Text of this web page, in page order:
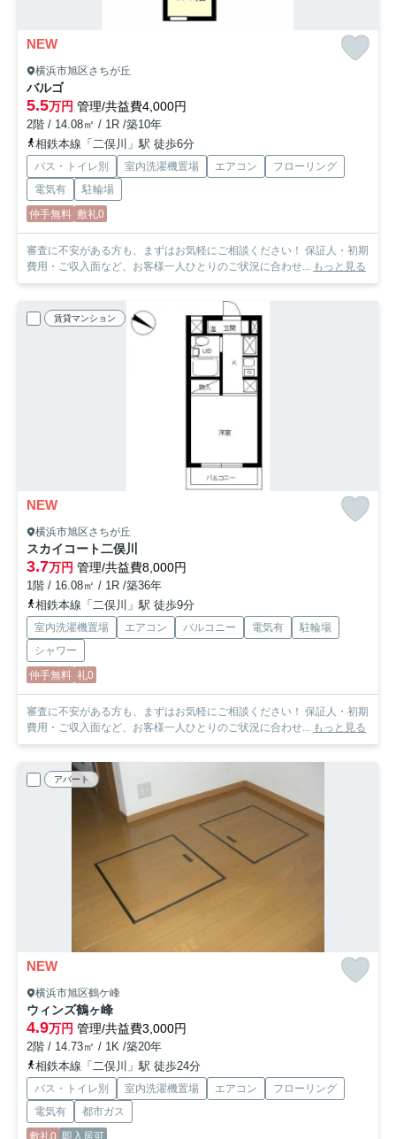
NEW
横浜市旭区さちが丘
バルゴ
5.5万円 管理/共益費4,000円
2階 / 14.08㎡ / 1R /築10年
相鉄本線「二俣川」駅 徒歩6分
バス・トイレ別 室内洗濯機置場 エアコン
フローリング
電気有
駐輪場
仲手無料 敷礼0
審査に不安がある方も、まずはお気軽にご相談ください！ 保証人・初期
費用・ご収入面など、お客様一人ひとりのご状況に合わせ... もっと見る
賃貸マンション
NEW
横浜市旭区さちが丘
スカイコート二俣川
3.7万円 管理/共益費8,000円
1階 / 16.08㎡ / 1R /築36年
相鉄本線「二俣川」駅 徒歩9分
室内洗濯機置場 エアコン バルコニー 電気有
駐輪場
シャワー
仲手無料 礼0
審査に不安がある方も、まずはお気軽にご相談ください！ 保証人・初期
費用・ご収入面など、お客様一人ひとりのご状況に合わせ... もっと見る
アパート
NEW
横浜市旭区鶴ケ峰
ウィンズ鶴ヶ峰
4.9万円 管理/共益費3,000円
2階 / 14.73㎡ / 1K /築20年
相鉄本線「二俣川」駅 徒歩24分
バス・トイレ別 室内洗濯機置場 エアコン
フローリング
電気有
都市ガス